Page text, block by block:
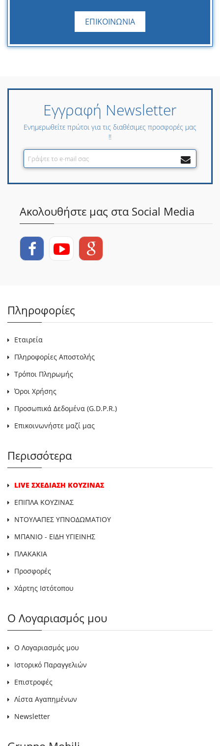
ΕΠΙΚΟΙΝΩΝΙΑ
Εγγραφή Newsletter
Ενημερωθείτε πρώτοι για τις διαθέσιμες προσφορές μας
!!
Ακολουθήστε μας στα Social Media
Πληροφορίες
Εταιρεία
Πληροφορίες Αποστολής
Τρόποι Πληρωμής
Όροι Χρήσης
Προσωπικά Δεδομένα (G.D.P.R.)
Επικοινωνήστε μαζί μας
Περισσότερα
LIVE ΣΧΕΔΙΑΣΗ ΚΟΥΖΙΝΑΣ
ΕΠΙΠΛΑ ΚΟΥΖΙΝΑΣ
ΝΤΟΥΛΑΠΕΣ ΥΠΝΟΔΩΜΑΤΙΟΥ
ΜΠΑΝΙΟ - ΕΙΔΗ ΥΓΙΕΙΝΗΣ
ΠΛΑΚΑΚΙΑ
Προσφορές
Χάρτης Ιστότοπου
Ο Λογαριασμός μου
Ο Λογαριασμός μου
Ιστορικό Παραγγελιών
Επιστροφές
Λίστα Αγαπημένων
Newsletter